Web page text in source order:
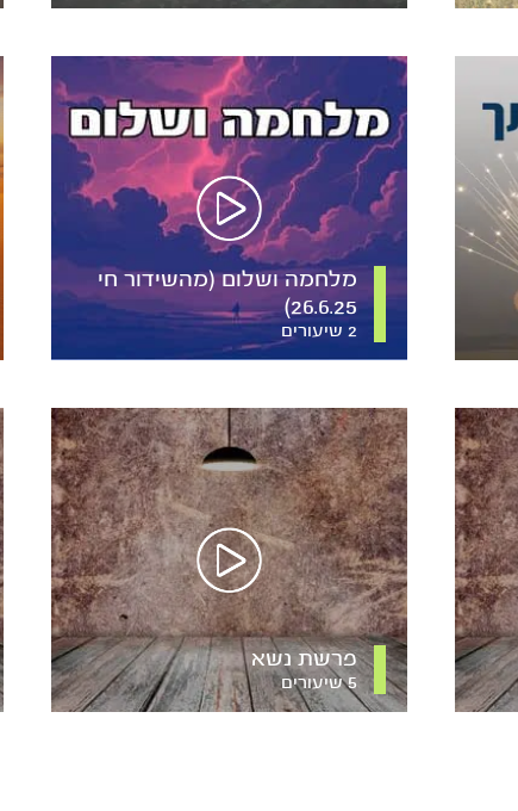
מלחמה ושלום (מהשידור חי
26.6.25)
2 שיעורים
פרשת נשא
5 שיעורים